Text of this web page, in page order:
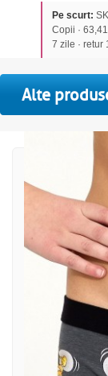
Pe scurt:
Copii ·
7 zile · retur
Alte